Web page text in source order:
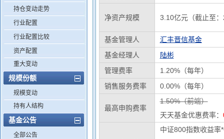
持仓变动走势
行业配置
行业配置比较
资产配置
重大变动
规模份额
规模变动
持有人结构
基金公告
全部公告
净资产规模 3.10亿元（截止至
基金管理人
汇丰晋信基金
基金经理人
陆彬
管理费率
1.20%（每年）
销售服务费率
0.00%（每年）
最高申购费率
1.50%（前端）
天天基金优惠费率：
中证800指数收益率